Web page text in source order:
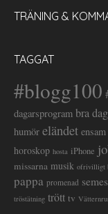
TRÄNING &
TAGGAT
#blogg100
dagarsprogram bra
humör eländet ensam
horoskop hosta iPhone
missarna musik ofrivilligt
pappa promenad
tröstätning trött tv